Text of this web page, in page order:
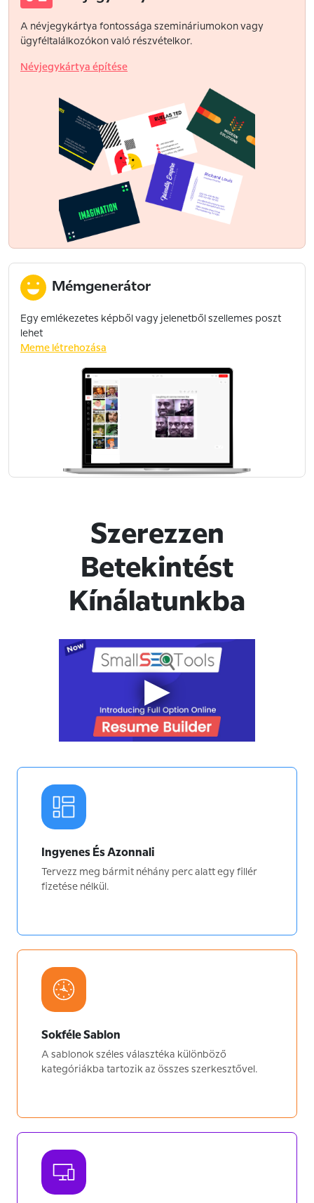
A névjegykártya fontossága szemináriumokon vagy
ügyféltalálkozókon való részvételkor.
Névjegykártya építése
Mémgenerátor
Egy emlékezetes képből vagy jelenetből szellemes poszt
lehet
Meme létrehozása
Szerezzen
Betekintést
Kínálatunkba
Ingyenes És Azonnali
Tervezz meg bármit néhány perc alatt egy fillér
fizetése nélkül.
Sokféle Sablon
A sablonok széles választéka különböző
kategóriákba tartozik az összes szerkesztővel.